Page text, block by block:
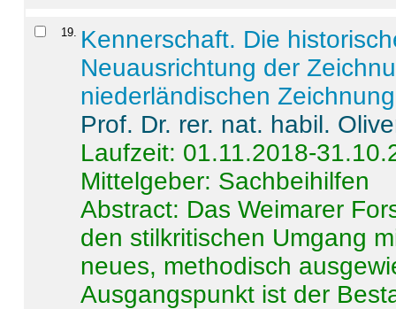
19
Kennerschaft. Die
Neuausrichtung der
niederländischen
Prof. Dr. rer. nat. habil.
Laufzeit: 01.11.2018-
Mittelgeber: Sachbeihilfen
Abstract: Das Weimarer
den stilkritischen Umgang
neues, methodisch
Ausgangspunkt ist der